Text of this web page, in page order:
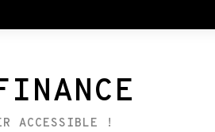
ACCESSIBLE !